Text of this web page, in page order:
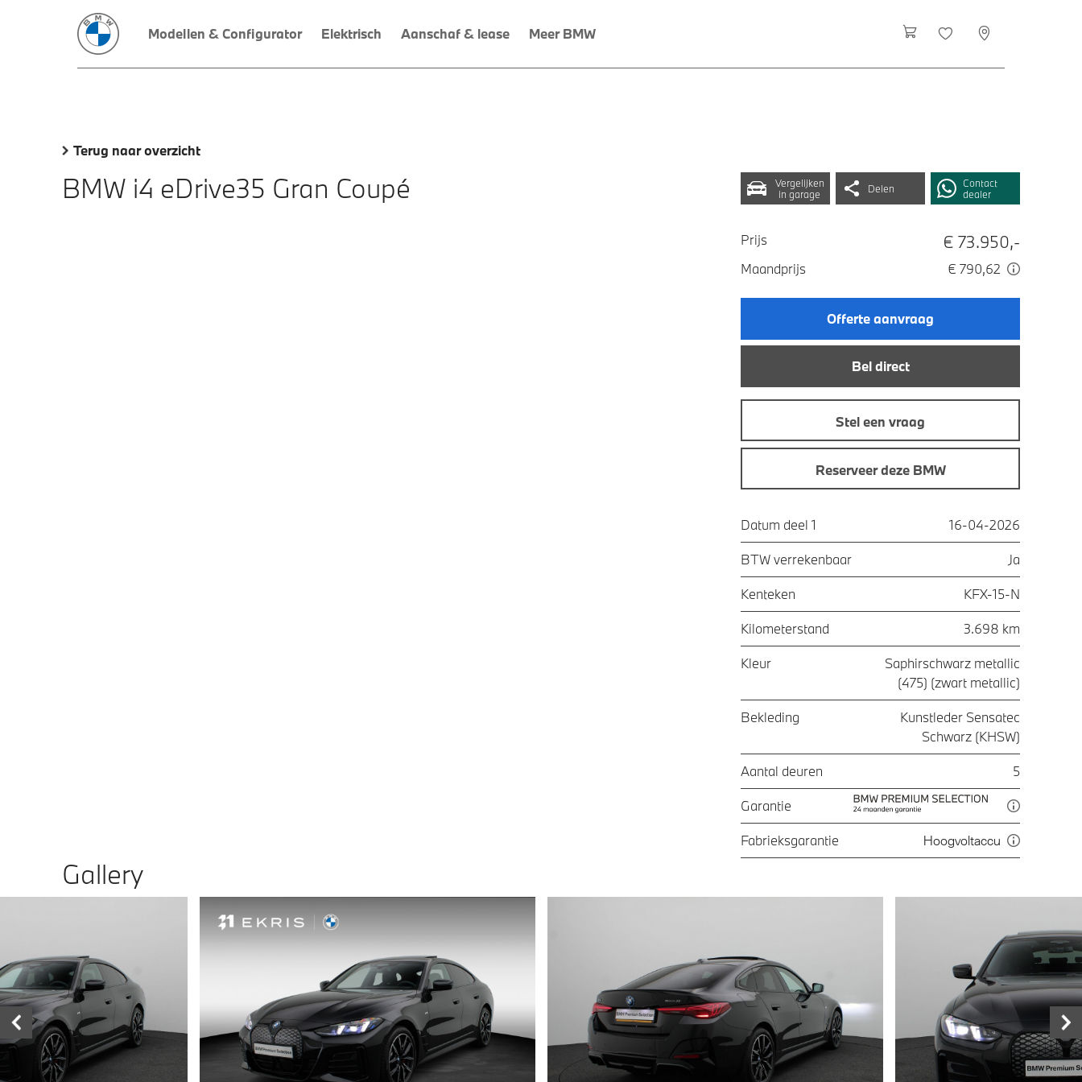
Modellen & Configurator Elektrisch Aanschaf & lease Meer BMW
Terug naar overzicht
BMW i4 eDrive35 Gran Coupé
Vergelijken
in garage
Delen
Contact
dealer
Prijs € 73.950,-
Maandprijs € 790,62
Offerte aanvraag
Bel direct
Stel een vraag
Reserveer deze BMW
Datum deel 1 16-04-2026
BTW verrekenbaar Ja
Kenteken KFX-15-N
Kilometerstand 3.698 km
Kleur
Saphirschwarz metallic
(475) (zwart metallic)
Bekleding
Kunstleder Sensatec
Schwarz (KHSW)
Aantal deuren 5
Garantie
Fabrieksgarantie Hoogvoltaccu
Gallery